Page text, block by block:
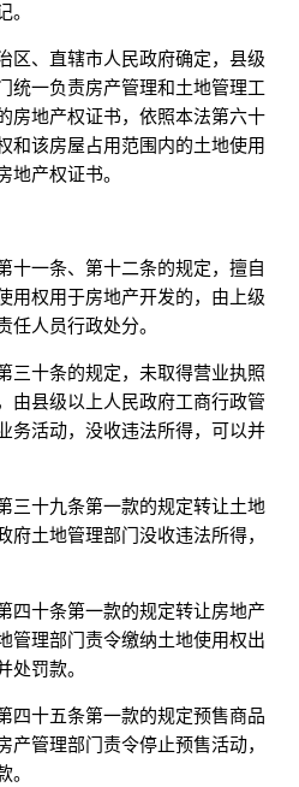
。
、直辖市人民政府确定，县级
统一负责房产管理和土地管理工
房地产权证书，依照本法第六十
和该房屋占用范围内的土地使用
地产权证书。
一条、第十二条的规定，擅自
用权用于房地产开发的，由上级
任人员行政处分。
十条的规定，未取得营业执照
由县级以上人民政府工商行政管
务活动，没收违法所得，可以并
十九条第一款的规定转让土地
土地管理部门没收违法所得，
十条第一款的规定转让房地产
管理部门责令缴纳土地使用权出
处罚款。
十五条第一款的规定预售商品
产管理部门责令停止预售活动，
。